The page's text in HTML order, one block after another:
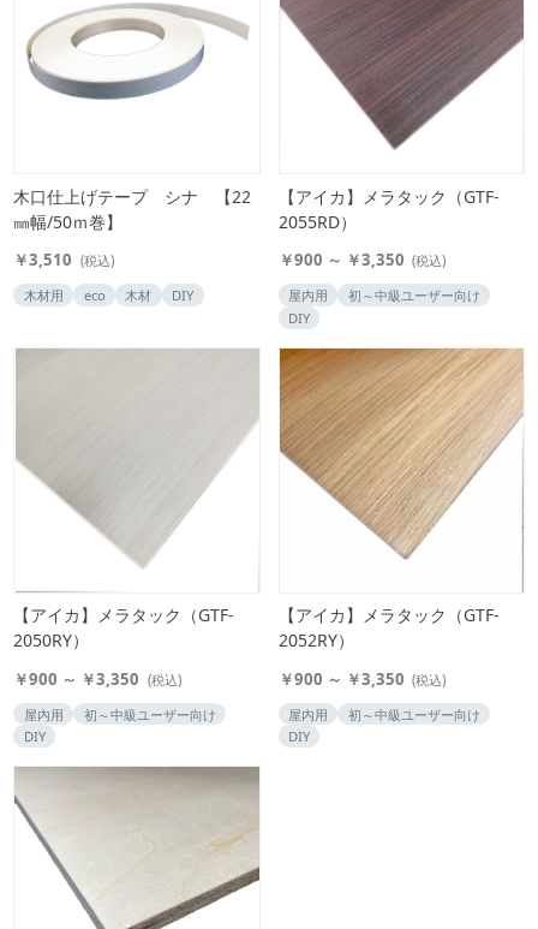
木口仕上げテープ シナ 【22
㎜幅/50ｍ巻】
￥3,510 (税込)
木材用
eco 木材 DIY
【アイカ】メラタック（GTF-
2055RD）
￥900 ～ ￥3,350 (税込)
屋内用
初～中級ユーザー向け
DIY
【アイカ】メラタック（GTF-
2050RY）
￥900 ～ ￥3,350 (税込)
屋内用
初～中級ユーザー向け
DIY
【アイカ】メラタック（GTF-
2052RY）
￥900 ～ ￥3,350 (税込)
屋内用
初～中級ユーザー向け
DIY